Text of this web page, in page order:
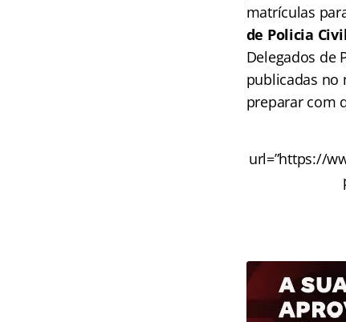
matrículas
de Policia
Delegados de
publicadas no
preparar com
url=”https://